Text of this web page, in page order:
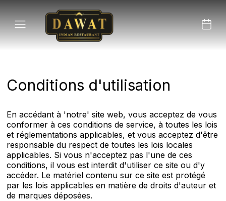
Conditions d'utilisation
En accédant à 'notre' site web, vous acceptez de vous
conformer à ces conditions de service, à toutes les lois
et réglementations applicables, et vous acceptez d'être
responsable du respect de toutes les lois locales
applicables. Si vous n'acceptez pas l'une de ces
conditions, il vous est interdit d'utiliser ce site ou d'y
accéder. Le matériel contenu sur ce site est protégé
par les lois applicables en matière de droits d'auteur et
de marques déposées.